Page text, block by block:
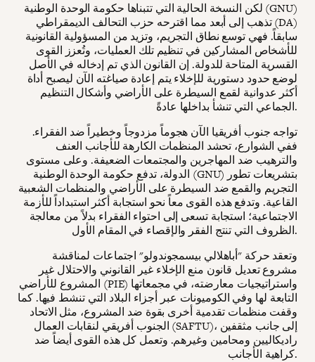
لكن النسخة الحالية التي تتبناها حكومة الوحدة الوطنية (GNU)
تذهب إلى أبعد مما اقترحه حزب التحالف الديمقراطي (DA)
سابقاً. فهي توسع نطاق التجريم، وتزيد من المسؤولية القانونية
للأشخاص المشاركين في تنظيم تلك العمليات، وتُعزز القوى
القسرية المتاحة للدولة. إن القانون الذي تم إدخاله في الأصل
لوضع حدود دستورية للإخلاء يتم إعادة صياغته الآن ليصبح أداة
أكثر عدوانية لقمع السيطرة على الأراضي وأشكال التنظيم
الجماعي التي تنشأ بداخلها عادةً.
تواجه جنوب أفريقيا الآن هجوماً مزدوجاً وخطيراً ضد الفقراء.
ففي الشوارع، تحشد المنظمات الكارهة للأجانب العنف
والترهيب ضد المهاجرين والمجتمعات الضعيفة. وعلى مستوى
الدولة، تدفع حكومة الوحدة الوطنية (GNU) بتشريعات تطور
التجريم والقمع ضد السيطرة على الأراضي والمنظمات الشعبية
القاعية. وتدفع هذه القوى معاً نحو استجابة أكثر استبداداً للأزمة
الاجتماعية؛ استجابة تسعى إلى احتواء الفقراء بدلاً من معالجة
الظروف التي تنتج الفقر والإقصاء في المقام الأول.
وتعقد حركة "أباهلالي بيسمجوندولو" اجتماعات لمناقشة
مشروع تعديل قانون منع الإخلاء غير القانوني والاحتلال غير
المشروع للأراضي (PIE) واستراتيجيات معارضته، في مجمعاتها
التابعة لها وفي الكوميونات عبر أجزاء البلاد التي تنشط فيها. كما
وقفت منظمات تقدمية أخرى بقوة ضد المشروع، مثل الاتحاد
الجنوب أفريقي لنقابات العمال (SAFTU)، إلى جانب مثقفين
راديكاليين ومحامين وغيرهم. وتعمل كل هذه القوى أيضاً ضد
كراهية الأجانب.